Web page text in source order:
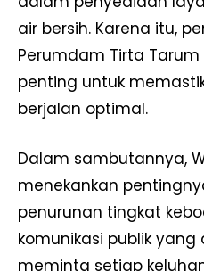
air bersih. Karena itu,
Perumdam Tirta
penting untuk
berjalan optimal.
Dalam sambutannya,
menekankan
penurunan tingkat
komunikasi publik
meminta setiap